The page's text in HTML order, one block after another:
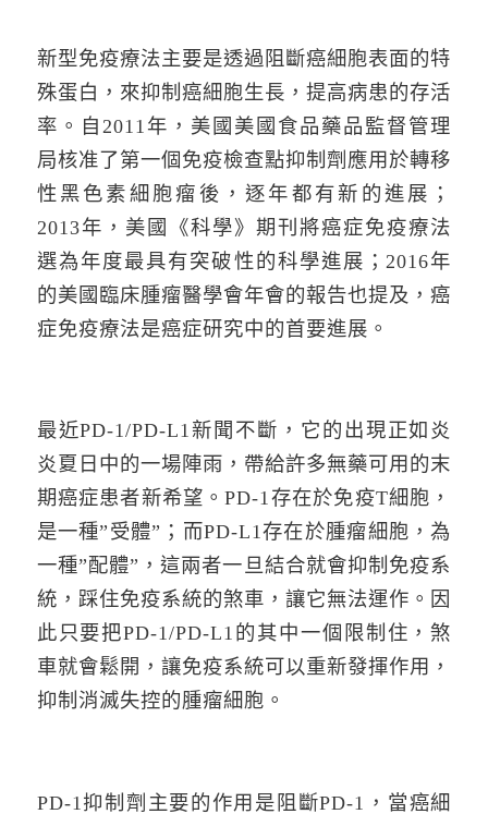
新型免疫療法主要是透過阻斷癌細胞表面的特
殊蛋白，來抑制癌細胞生長，提高病患的存活
率。自2011年，美國美國食品藥品監督管理
局核准了第一個免疫檢查點抑制劑應用於轉移
性黑色素細胞瘤後，逐年都有新的進展；
2013年，美國《科學》期刊將癌症免疫療法
選為年度最具有突破性的科學進展；2016年
的美國臨床腫瘤醫學會年會的報告也提及，癌
症免疫療法是癌症研究中的首要進展。
最近PD-1/PD-L1新聞不斷，它的出現正如炎
炎夏日中的一場陣雨，帶給許多無藥可用的末
期癌症患者新希望。PD-1存在於免疫T細胞，
是一種”受體”；而PD-L1存在於腫瘤細胞，為
一種”配體”，這兩者一旦結合就會抑制免疫系
統，踩住免疫系統的煞車，讓它無法運作。因
此只要把PD-1/PD-L1的其中一個限制住，煞
車就會鬆開，讓免疫系統可以重新發揮作用，
抑制消滅失控的腫瘤細胞。
PD-1抑制劑主要的作用是阻斷PD-1，當癌細